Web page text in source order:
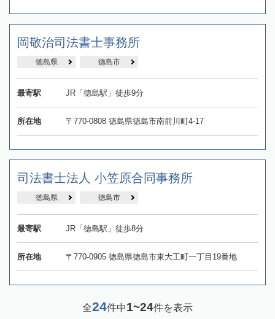
岡敬治司法書士事務所
徳島県 徳島市
最寄駅 JR「徳島駅」徒歩9分
所在地 〒770-0808 徳島県徳島市南前川町4-17
司法書士法人 小笠原合同事務所
徳島県 徳島市
最寄駅 JR「徳島駅」徒歩8分
所在地 〒770-0905 徳島県徳島市東大工町一丁目19番地
全24件中1~24件を表示